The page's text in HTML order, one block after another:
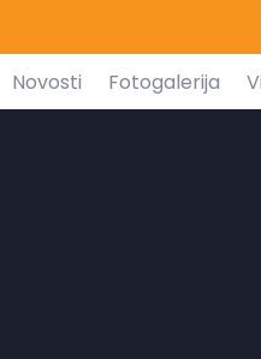
Novosti Fotogalerija